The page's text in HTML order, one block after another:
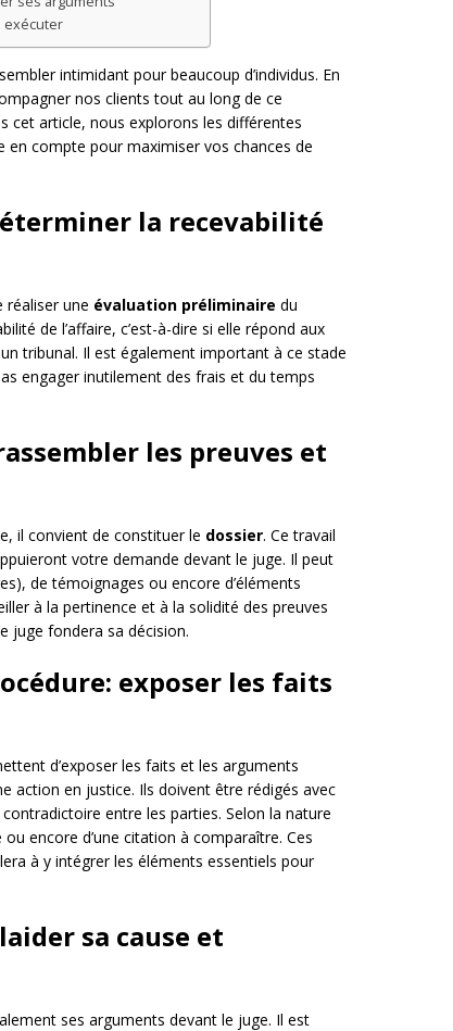
exécuter
intimidant pour beaucoup d’individus. En
nos clients tout au long de ce
cet article, nous explorons les différentes
en compte pour maximiser vos chances de
la recevabilité
réaliser une évaluation préliminaire du
de l’affaire, c’est-à-dire si elle répond aux
tribunal. Il est également important à ce stade
engager inutilement des frais et du temps
les preuves et
il convient de constituer le dossier. Ce travail
votre demande devant le juge. Il peut
de témoignages ou encore d’éléments
à la pertinence et à la solidité des preuves
juge fondera sa décision.
exposer les faits
d’exposer les faits et les arguments
action en justice. Ils doivent être rédigés avec
entre les parties. Selon la nature
ou encore d’une citation à comparaître. Ces
à y intégrer les éléments essentiels pour
sa cause et
ses arguments devant le juge. Il est